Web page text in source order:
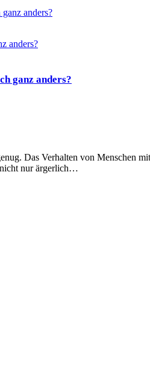
anders?
ganz anders?
Das Verhalten von Menschen
nicht nur ärgerlich…